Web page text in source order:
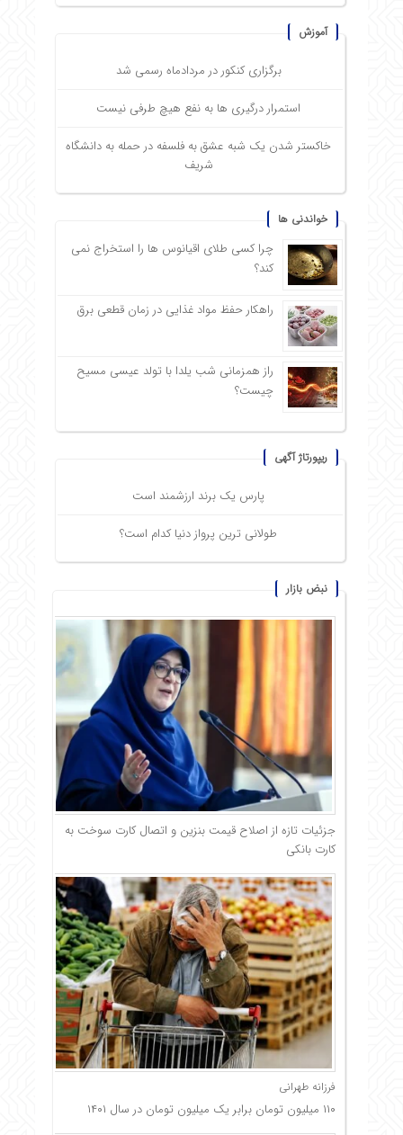
آموزش
برگزاری کنکور در مردادماه رسمی شد
استمرار درگیری ها به نفع هیچ طرفی نیست
خاکستر شدن یک شبه عشق به فلسفه در حمله به دانشگاه
شریف
خواندنی ها
چرا کسی طلای اقیانوس ها را استخراج نمی
کند؟
راهکار حفظ مواد غذایی در زمان قطعی برق
راز همزمانی شب یلدا با تولد عیسی مسیح
چیست؟
ریپورتاژ آگهی
پارس یک برند ارزشمند است
طولانی ترین پرواز دنیا کدام است؟
نبض بازار
جزئیات تازه از اصلاح قیمت بنزین و اتصال کارت سوخت به
کارت بانکی
فرزانه طهرانی
۱۱۰ میلیون تومان برابر یک میلیون تومان در سال ۱۴۰۱